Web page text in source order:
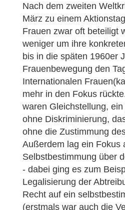
Nach dem zweiten
März zu einem
Frauen zwar oft beteiligt
weniger um ihre
bis in die späten 1960er
Frauenbewegung den
Internationalen
mehr in den Fokus
waren Gleichstellung,
ohne Diskriminierung,
ohne die Zustimmung
Außerdem lag ein Fokus
Selbstbestimmung über
- dabei ging es zum
Legalisierung der
Recht auf ein
(erstmals war auch die